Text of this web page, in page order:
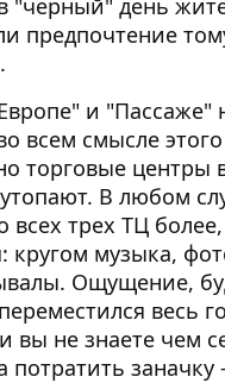
"черный" день
предпочтение
и "Пассаже"
всем смысле
торговые центры
В любом
всех трех ТЦ
кругом музыка,
Ощущение,
весь
вы не знаете чем
потратить заначку -